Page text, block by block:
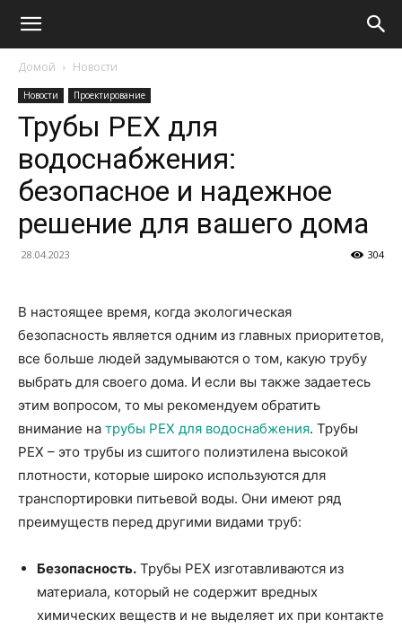
Домой Новости
Новости Проектирование
Трубы PEX для
водоснабжения:
безопасное и надежное
решение для вашего дома
28.04.2023 304
В настоящее время, когда экологическая
безопасность является одним из главных приоритетов,
все больше людей задумываются о том, какую трубу
выбрать для своего дома. И если вы также задаетесь
этим вопросом, то мы рекомендуем обратить
внимание на трубы PEX для водоснабжения. Трубы
PEX – это трубы из сшитого полиэтилена высокой
плотности, которые широко используются для
транспортировки питьевой воды. Они имеют ряд
преимуществ перед другими видами труб:
Безопасность. Трубы PEX изготавливаются из
материала, который не содержит вредных
химических веществ и не выделяет их при контакте